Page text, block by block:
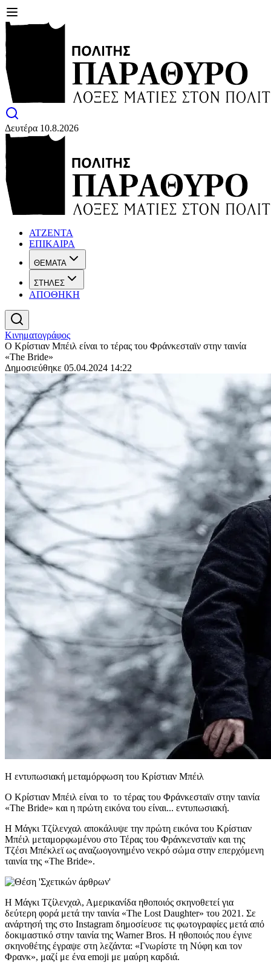
Δευτέρα 10.8.2026
ΑΤΖΕΝΤΑ
ΕΠΙΚΑΙΡΑ
ΘΕΜΑΤΑ
ΣΤΗΛΕΣ
ΑΠΟΘΗΚΗ
Κινηματογράφος
Ο Κρίστιαν Μπέιλ είναι το τέρας του Φράνκεσταϊν στην ταινία
«The Bride»
Δημοσιεύθηκε 05.04.2024 14:22
Η εντυπωσιακή μεταμόρφωση του Κρίστιαν Μπέιλ
Ο Κρίστιαν Μπέιλ είναι το το τέρας του Φράνκεσταϊν στην ταινία
«The Bride» και η πρώτη εικόνα του είναι... εντυπωσιακή.
Η Μάγκι Τζίλενχαλ αποκάλυψε την πρώτη εικόνα του Κρίστιαν
Μπέιλ μεταμορφωμένου στο Τέρας του Φράνκενσταϊν και της
Τζέσι Μπέκλεϊ ως αναζωογονημένο νεκρό σώμα στην επερχόμενη
ταινία της «The Bride».
Η Μάγκι Τζίλενχαλ, Αμερικανίδα ηθοποιός σκηνοθετεί για
δεύτερη φορά μετά την ταινία «The Lost Daughter» του 2021. Σε
ανάρτησή της στο Instagram δημοσίευσε τις φωτογραφίες μετά από
δοκιμαστικό στην ταινία της Warner Bros. Η ηθοποιός που έγινε
σκηνοθέτης έγραψε στη λεζάντα: «Γνωρίστε τη Νύφη και τον
Φρανκ», μαζί με ένα emoji με μαύρη καρδιά.